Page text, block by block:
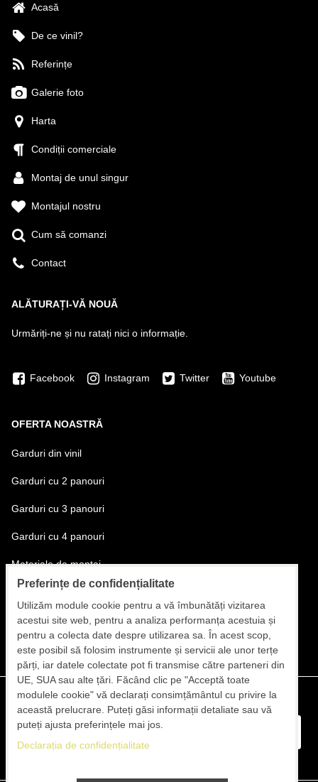
Acasă
De ce vinil?
Referințe
Galerie foto
Harta
Condiții comerciale
Montaj de unul singur
Montajul nostru
Cum să comanzi
Contact
ALĂTURAȚI-VĂ NOUĂ
Urmăriți-ne și nu ratați nici o informație.
Facebook Instagram Twitter Youtube
OFERTA NOASTRĂ
Garduri din vinil
Garduri cu 2 panouri
Garduri cu 3 panouri
Garduri cu 4 panouri
Materiale de montaj
Transportul materialelor și al montatorilor
Montajul gardurilor
Preferințe de confidențialitate
Utilizăm module cookie pentru a vă îmbunătăți vizitarea
acestui site web, pentru a analiza performanța acestuia și
pentru a colecta date despre utilizarea sa. În acest scop,
este posibil să folosim instrumente și servicii ale unor terțe
părți, iar datele colectate pot fi transmise către parteneri din
UE, SUA sau alte țări. Făcând clic pe "Acceptă toate
modulele cookie" vă declarați consimțământul cu privire la
această prelucrare. Puteți găsi informații detaliate sau vă
puteți ajusta preferințele mai jos.
Declarația de confidențialitate